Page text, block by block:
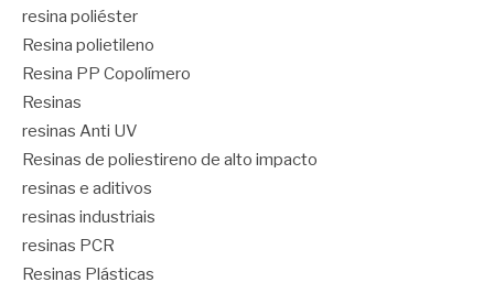
resina poliéster
Resina polietileno
Resina PP Copolímero
Resinas
resinas Anti UV
Resinas de poliestireno de alto impacto
resinas e aditivos
resinas industriais
resinas PCR
Resinas Plásticas